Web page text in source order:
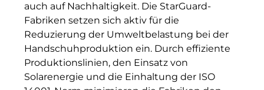
UBM Development
The Q
The Scandinavian Ensemble
The Stack
auch auf Nachhaltigkeit. Die StarGuard-
Fabriken setzen sich aktiv für die
Reduzierung der Umweltbelastung bei der
Handschuhproduktion ein. Durch effiziente
Produktionslinien, den Einsatz von
Solarenergie und die Einhaltung der ISO